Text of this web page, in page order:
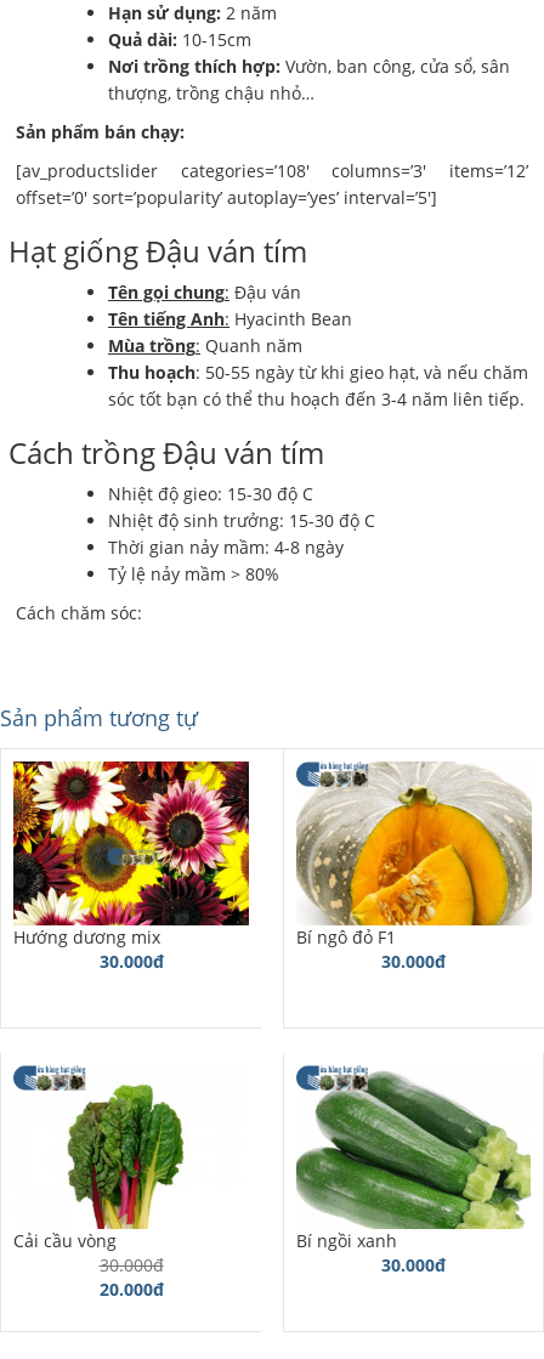
Hạn sử dụng: 2 năm
Quả dài: 10-15cm
Nơi trồng thích hợp: Vườn, ban công, cửa sổ, sân
thượng, trồng chậu nhỏ…
Sản phẩm bán chạy:
[av_productslider categories=’108′ columns=’3′ items=’12’
offset=’0′ sort=’popularity’ autoplay=’yes’ interval=’5′]
Hạt giống Đậu ván tím
Tên gọi chung: Đậu ván
Tên tiếng Anh: Hyacinth Bean
Mùa trồng: Quanh năm
Thu hoạch: 50-55 ngày từ khi gieo hạt, và nếu chăm
sóc tốt bạn có thể thu hoạch đến 3-4 năm liên tiếp.
Cách trồng Đậu ván tím
Nhiệt độ gieo: 15-30 độ C
Nhiệt độ sinh trưởng: 15-30 độ C
Thời gian nảy mầm: 4-8 ngày
Tỷ lệ nảy mầm > 80%
Cách chăm sóc:
Sản phẩm tương tự
Hướng dương mix
30.000đ
Bí ngô đỏ F1
30.000đ
Cải cầu vòng
30.000đ
20.000đ
Bí ngồi xanh
30.000đ